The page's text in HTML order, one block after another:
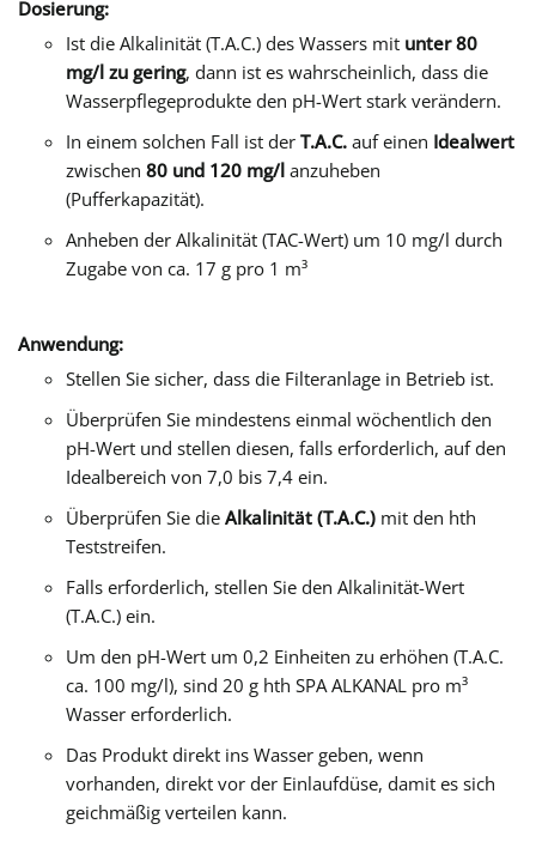
Dosierung:
Ist die Alkalinität (T.A.C.) des Wassers mit unter 80
mg/l zu gering, dann ist es wahrscheinlich, dass die
Wasserpflegeprodukte den pH-Wert stark verändern.
In einem solchen Fall ist der T.A.C. auf einen Idealwert
zwischen 80 und 120 mg/l anzuheben
(Pufferkapazität).
Anheben der Alkalinität (TAC-Wert) um 10 mg/l durch
Zugabe von ca. 17 g pro 1 m³
Anwendung:
Stellen Sie sicher, dass die Filteranlage in Betrieb ist.
Überprüfen Sie mindestens einmal wöchentlich den
pH-Wert und stellen diesen, falls erforderlich, auf den
Idealbereich von 7,0 bis 7,4 ein.
Überprüfen Sie die Alkalinität (T.A.C.) mit den hth
Teststreifen.
Falls erforderlich, stellen Sie den Alkalinität-Wert
(T.A.C.) ein.
Um den pH-Wert um 0,2 Einheiten zu erhöhen (T.A.C.
ca. 100 mg/l), sind 20 g hth SPA ALKANAL pro m³
Wasser erforderlich.
Das Produkt direkt ins Wasser geben, wenn
vorhanden, direkt vor der Einlaufdüse, damit es sich
geichmäßig verteilen kann.